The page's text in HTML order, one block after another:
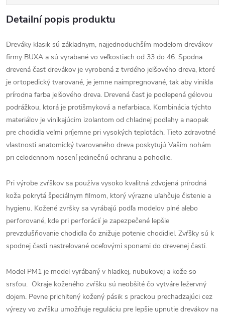
Detailní popis produktu
Dreváky klasik sú základnym, najjednoduchším modelom drevákov
firmy BUXA a sú vyrabané vo veľkostiach od 33 do 46. Spodna
drevená časť drevákov je vyrobená z tvrdého jelšového dreva, ktoré
je ortopedický tvarované, je jemne naimpregnované, tak aby vinikla
prírodna farba jelšového dreva. Drevená časť je podlepená gélovou
podrážkou, ktorá je protišmyková a nefarbiaca. Kombinácia týchto
materiálov je vinikajúcim izolantom od chladnej podlahy a naopak
pre chodidla veľmi príjemne pri vysokých teplotách. Tieto zdravotné
vlastnosti anatomický tvarovaného dreva poskytujú Vašim nohám
pri celodennom nosení jedinečnú ochranu a pohodlie.
Pri výrobe zvŕškov sa používa vysoko kvalitná zdvojená prírodná
koža pokrytá špeciálnym filmom, ktorý výrazne uľahčuje čistenie a
hygienu. Kožené zvršky sa vyrábajú podľa modelov plné alebo
perforované, kde pri perforácií je zapezpečené lepšie
prevzdušňovanie chodidla čo znižuje potenie chodidiel. Zvŕšky sú k
spodnej časti nastrelované oceľovými sponami do drevenej časti.
Model PM1 je model vyrábaný v hladkej, nubukovej a kože so
srsťou. Okraje koženého zvŕšku sú neobšité čo vytváre ležervný
dojem. Pevne prichitený kožený pásik s prackou prechadzajúci cez
výrezy vo zvŕšku umožňuje reguláciu pre lepšie upnutie drevákov na